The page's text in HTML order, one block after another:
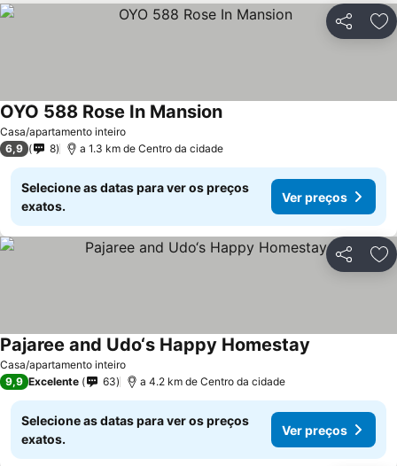
Partilhar
Casa/apartamento inteiro
OYO 588 Rose In MansionVer preços
6,9 8 a 1.3 km de Centro da cidade
Selecione as datas para ver os preços
exatos.
Ver preços
Partilhar
Casa/apartamento inteiro
Pajaree and Udo‘s Happy Homestay
9,9 Excelente 63 a 4.2 km de Centro da cidade
Selecione as datas para ver os preços
exatos.
Ver preços